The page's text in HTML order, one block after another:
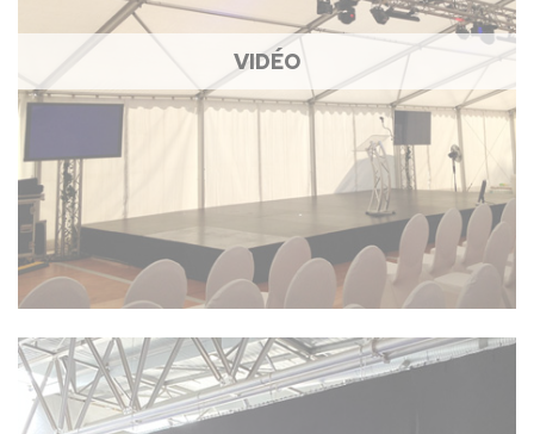
VIDÉO